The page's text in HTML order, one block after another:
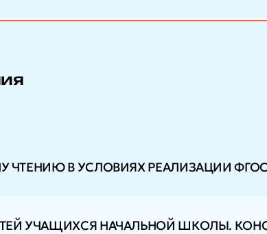
ЧТЕНИЮ В УСЛОВИЯХ РЕАЛИЗАЦИИ
УЧАЩИХСЯ НАЧАЛЬНОЙ ШКОЛЫ.